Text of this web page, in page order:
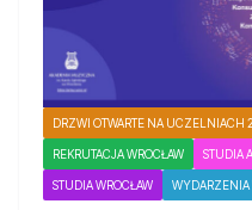
DRZWI OTWARTE NA UCZELNIACH
REKRUTACJA WROCŁAW STUDIA
STUDIA WROCŁAW WYDARZENIA